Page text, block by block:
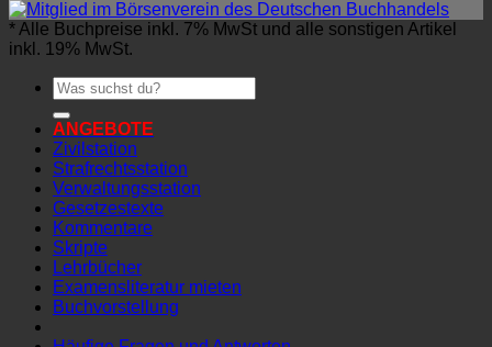
* Alle Buchpreise inkl. 7% MwSt und alle sonstigen Artikel
inkl. 19% MwSt.
Suchen
nach:
ANGEBOTE
Zivilstation
Strafrechtsstation
Verwaltungsstation
Gesetzestexte
Kommentare
Skripte
Lehrbücher
Examensliteratur mieten
Buchvorstellung